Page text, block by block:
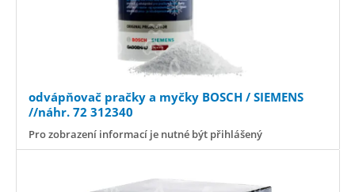
odvápňovač pračky a myčky BOSCH / SIEMENS
//náhr. 72 312340
Pro zobrazení informací je nutné být přihlášený